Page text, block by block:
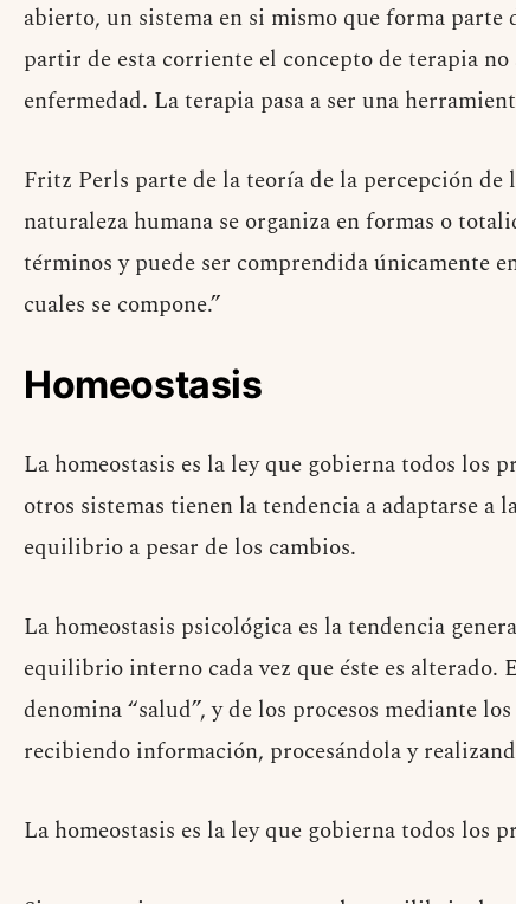
abierto, un sistema en si mismo que forma parte
partir de esta corriente el concepto de terapia
enfermedad. La terapia pasa a ser una
Fritz Perls parte de la teoría de la percepción de
naturaleza humana se organiza en formas o
términos y puede ser comprendida únicamente
cuales se compone.”
Homeostasis
La homeostasis es la ley que gobierna todos los
otros sistemas tienen la tendencia a adaptarse a
equilibrio a pesar de los cambios.
La homeostasis psicológica es la tendencia
equilibrio interno cada vez que éste es alterado.
denomina “salud”, y de los procesos mediante
recibiendo información, procesándola y
La homeostasis es la ley que gobierna todos los